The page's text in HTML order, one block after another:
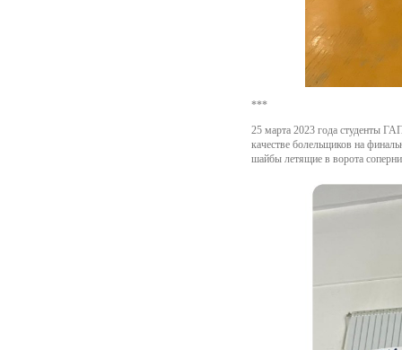
***
25 марта 2023 года студенты
качестве болельщиков на
шайбы летящие в ворота